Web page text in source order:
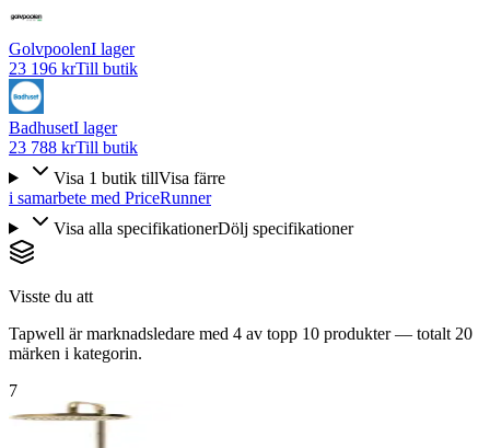
GolvpoolenI lager
23 196 krTill butik
BadhusetI lager
23 788 krTill butik
Visa 1 butik tillVisa färre
i samarbete med PriceRunner
Visa alla specifikationerDölj specifikationer
Visste du att
Tapwell är marknadsledare med 4 av topp 10 produkter — totalt 20
märken i kategorin.
7